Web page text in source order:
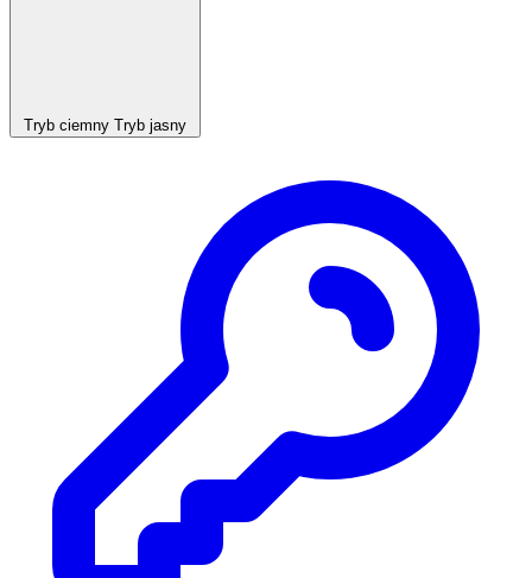
Tryb ciemny Tryb jasny